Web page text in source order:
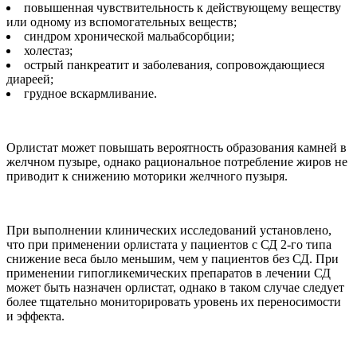
повышенная чувствительность к действующему веществу
или одному из вспомогательных веществ;
синдром хронической мальабсорбции;
холестаз;
острый панкреатит и заболевания, сопровождающиеся
диареей;
грудное вскармливание.
Орлистат может повышать вероятность образования камней в
желчном пузыре, однако рациональное потребление жиров не
приводит к снижению моторики желчного пузыря.
При выполнении клинических исследований установлено,
что при применении орлистата у пациентов с СД 2-го типа
снижение веса было меньшим, чем у пациентов без СД. При
применении гипогликемических препаратов в лечении СД
может быть назначен орлистат, однако в таком случае следует
более тщательно мониторировать уровень их переносимости
и эффекта.